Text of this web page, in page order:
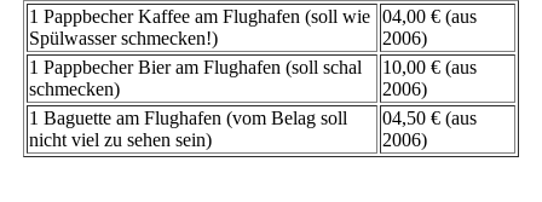
1 Pappbecher Kaffee am Flughafen (soll wie
Spülwasser schmecken!)
04,00 € (aus
2006)
1 Pappbecher Bier am Flughafen (soll schal
schmecken)
10,00 € (aus
2006)
1 Baguette am Flughafen (vom Belag soll
nicht viel zu sehen sein)
04,50 € (aus
2006)